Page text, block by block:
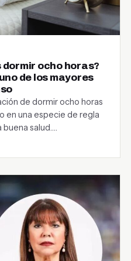
ocho horas?
de los mayores
de dormir ocho horas
en una especie de regla
buena salud.…